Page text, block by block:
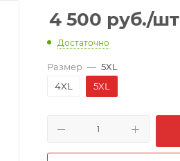
4 500 руб./шт
Достаточно
Размер — 5XL
4XL
5XL